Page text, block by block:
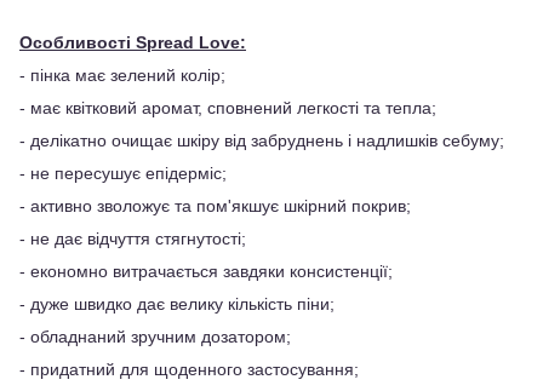
Особливості Spread Love:
- пінка має зелений колір;
- має квітковий аромат, сповнений легкості та тепла;
- делікатно очищає шкіру від забруднень і надлишків себуму;
- не пересушує епідерміс;
- активно зволожує та пом'якшує шкірний покрив;
- не дає відчуття стягнутості;
- економно витрачається завдяки консистенції;
- дуже швидко дає велику кількість піни;
- обладнаний зручним дозатором;
- придатний для щоденного застосування;